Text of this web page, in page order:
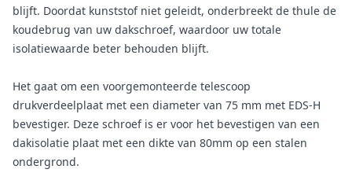
blijft. Doordat kunststof niet geleidt, onderbreekt de thule de
koudebrug van uw dakschroef, waardoor uw totale
isolatiewaarde beter behouden blijft.
Het gaat om een voorgemonteerde telescoop
drukverdeelplaat met een diameter van 75 mm met EDS-H
bevestiger. Deze schroef is er voor het bevestigen van een
dakisolatie plaat met een dikte van 80mm op een stalen
ondergrond.